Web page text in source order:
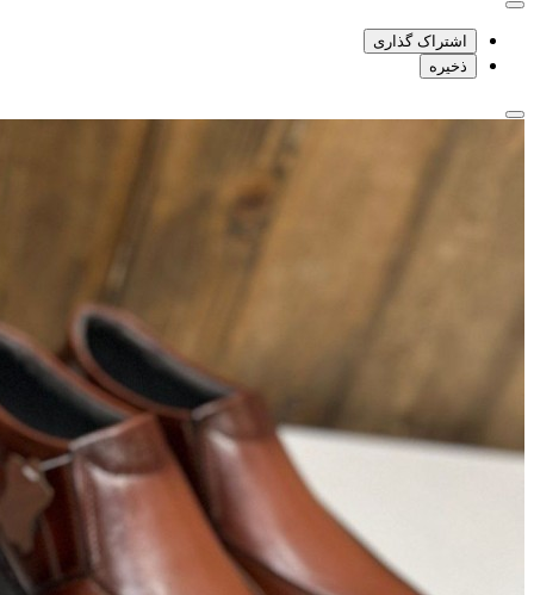
اشتراک گذاری
ذخیره